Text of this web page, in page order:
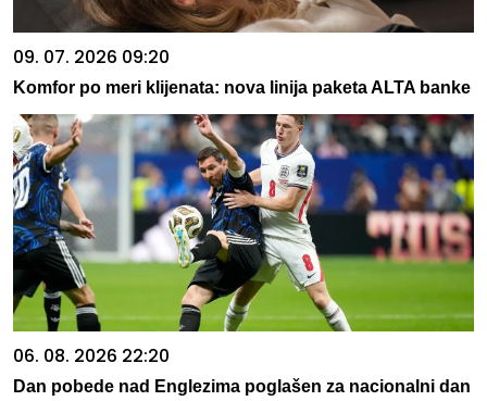
09. 07. 2026 09:20
Komfor po meri klijenata: nova linija paketa ALTA banke
06. 08. 2026 22:20
Dan pobede nad Englezima poglašen za nacionalni dan